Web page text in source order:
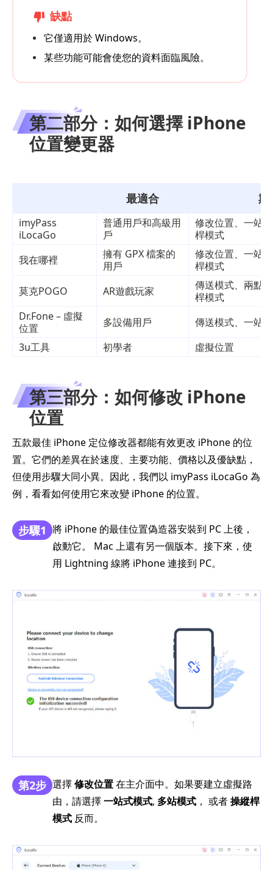
缺點
它僅適用於 Windows。
某些功能可能會使您的資料面臨風險。
第二部分：如何選擇 iPhone
位置變更器
最適合 欺
imyPass
iLocaGo
普通用戶和高級用
戶
修改位置、一站
桿模式
我在哪裡
擁有 GPX 檔案的
用戶
修改位置、一站
桿模式
莫克POGO
AR遊戲玩家
傳送模式、兩點
桿模式
Dr.Fone – 虛擬
位置
多設備用戶
傳送模式、一站
3u工具
初學者 虛擬位置
第三部分：如何修改 iPhone
位置
五款最佳 iPhone 定位修改器都能有效更改 iPhone 的位
置。它們的差異在於速度、主要功能、價格以及優缺點，
但使用步驟大同小異。因此，我們以 imyPass iLocaGo 為
例，看看如何使用它來改變 iPhone 的位置。
步驟1 將 iPhone 的最佳位置偽造器安裝到 PC 上後，
啟動它。 Mac 上還有另一個版本。接下來，使
用 Lightning 線將 iPhone 連接到 PC。
第2步 選擇修改位置在主介面中。如果要建立虛擬路
由，請選擇一站式模式, 多站模式 ， 或者操縱桿
模式 反而。